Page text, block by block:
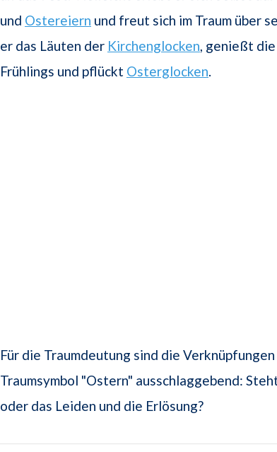
und Ostereiern und freut sich im Traum über
er das Läuten der Kirchenglocken, genießt
Frühlings und pflückt Osterglocken.
Für die Traumdeutung sind die
Traumsymbol "Ostern" ausschlaggebend:
oder das Leiden und die Erlösung?